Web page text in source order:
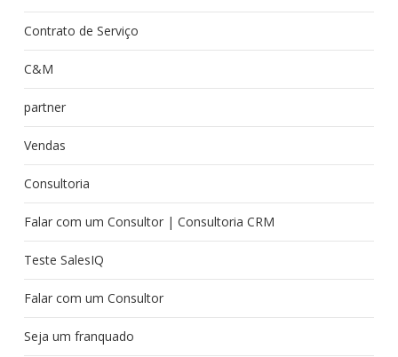
Contrato de Serviço
C&M
partner
Vendas
Consultoria
Falar com um Consultor | Consultoria CRM
Teste SalesIQ
Falar com um Consultor
Seja um franquado